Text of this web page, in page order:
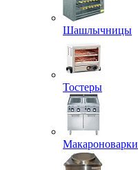
Шашлычницы
Тостеры
Макароноварки